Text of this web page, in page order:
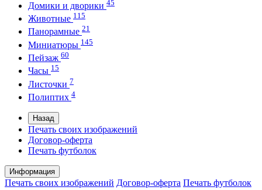
Домики и дворики 45
Животные 115
Панорамные 21
Миниатюры 145
Пейзаж 60
Часы 15
Листочки 7
Полиптих 4
Назад
Печать своих изображений
Договор-оферта
Печать футболок
Информация
Печать своих изображений Договор-оферта Печать футболок